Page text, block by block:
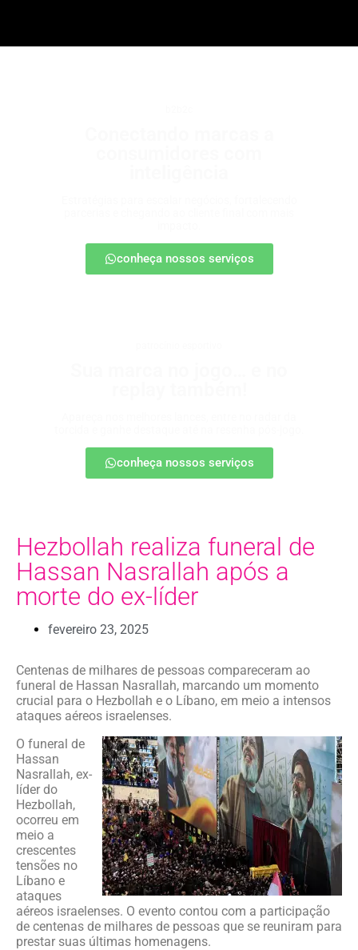
conheça nossos serviços
conheça nossos serviços
Hezbollah realiza funeral de
Hassan Nasrallah após a
morte do ex-líder
fevereiro 23, 2025
Centenas de milhares de pessoas compareceram ao
funeral de Hassan Nasrallah, marcando um momento
crucial para o Hezbollah e o Líbano, em meio a intensos
ataques aéreos israelenses.
O funeral de
Hassan
Nasrallah, ex-
líder do
Hezbollah,
ocorreu em
meio a
crescentes
tensões no
Líbano e
ataques
aéreos israelenses. O evento contou com a participação
de centenas de milhares de pessoas que se reuniram para
prestar suas últimas homenagens.